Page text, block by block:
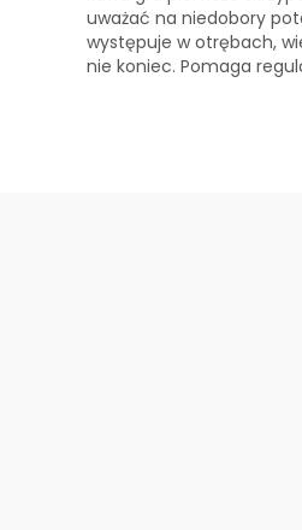
uważać na niedobory
występuje w otrębach,
nie koniec. Pomaga